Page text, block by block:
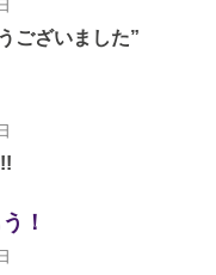
ございました”
！